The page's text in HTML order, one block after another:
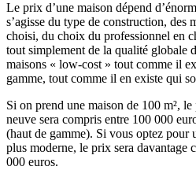
Le prix d’une maison dépend
s’agisse du type de construction, des
choisi, du choix du professionnel en
tout simplement de la qualité globale
maisons « low-cost » tout comme il
gamme, tout comme il en existe qui
Si on prend une maison de 100 m²,
neuve sera compris entre 100 000
(haut de gamme). Si vous optez pour
plus moderne, le prix sera davantage
000 euros.